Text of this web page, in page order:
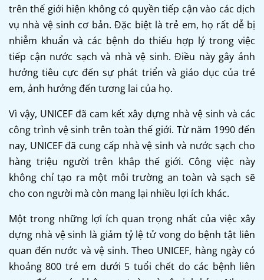
trên thế giới hiện không có quyền tiếp cận vào các dịch
vụ nhà vệ sinh cơ bản. Đặc biệt là trẻ em, họ rất dễ bị
nhiễm khuẩn và các bệnh do thiếu hợp lý trong việc
tiếp cận nước sạch và nhà vệ sinh. Điều này gây ảnh
hưởng tiêu cực đến sự phát triển và giáo dục của trẻ
em, ảnh hưởng đến tương lai của họ.
Vì vậy, UNICEF đã cam kết xây dựng nhà vệ sinh và các
công trình vệ sinh trên toàn thế giới. Từ năm 1990 đến
nay, UNICEF đã cung cấp nhà vệ sinh và nước sạch cho
hàng triệu người trên khắp thế giới. Công việc này
không chỉ tạo ra một môi trường an toàn và sạch sẽ
cho con người mà còn mang lại nhiều lợi ích khác.
Một trong những lợi ích quan trọng nhất của việc xây
dựng nhà vệ sinh là giảm tỷ lệ tử vong do bệnh tật liên
quan đến nước và vệ sinh. Theo UNICEF, hàng ngày có
khoảng 800 trẻ em dưới 5 tuổi chết do các bệnh liên